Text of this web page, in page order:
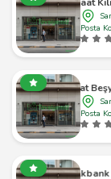
Ziraat
Posta
Ziraat Beşyol-
Posta
Halkbank